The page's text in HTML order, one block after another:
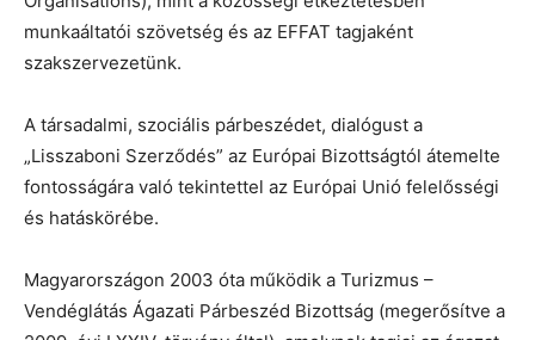
munkaáltatói szövetség és az EFFAT tagjaként
szakszervezetünk.
A társadalmi, szociális párbeszédet, dialógust a
„Lisszaboni Szerződés” az Európai Bizottságtól átemelte
fontosságára való tekintettel az Európai Unió felelősségi
és hatáskörébe.
Magyarországon 2003 óta működik a Turizmus –
Vendéglátás Ágazati Párbeszéd Bizottság (megerősítve a